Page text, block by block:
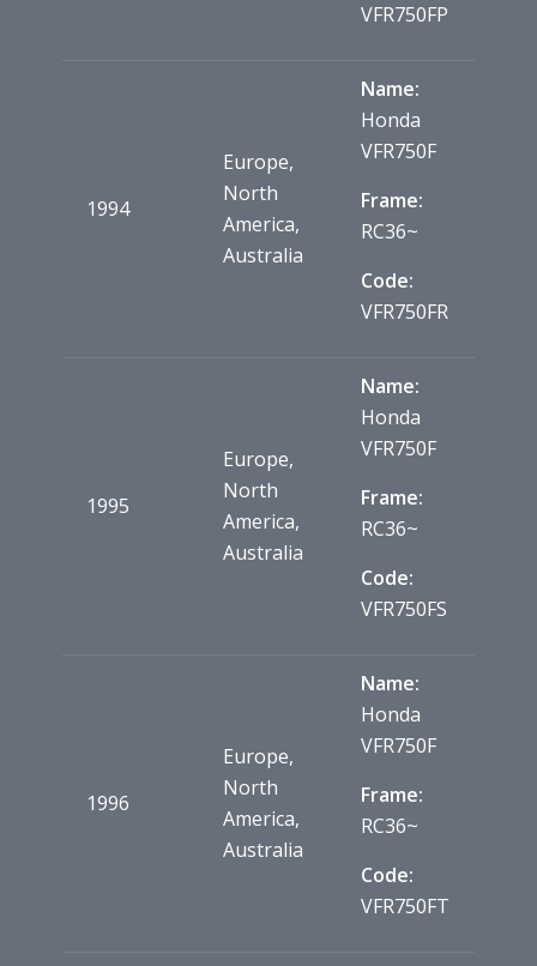
VFR750FP
1994
Europe,
North
America,
Australia
Name:
Honda
VFR750F
Frame:
RC36~
Code:
VFR750FR
1995
Europe,
North
America,
Australia
Name:
Honda
VFR750F
Frame:
RC36~
Code:
VFR750FS
1996
Europe,
North
America,
Australia
Name:
Honda
VFR750F
Frame:
RC36~
Code:
VFR750FT